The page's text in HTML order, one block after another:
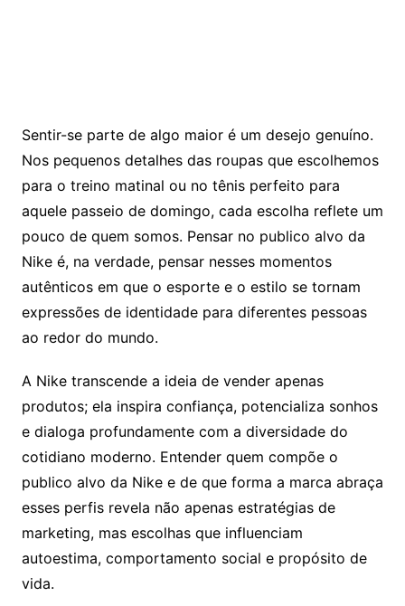
Sentir-se parte de algo maior é um desejo genuíno.
Nos pequenos detalhes das roupas que escolhemos
para o treino matinal ou no tênis perfeito para
aquele passeio de domingo, cada escolha reflete um
pouco de quem somos. Pensar no publico alvo da
Nike é, na verdade, pensar nesses momentos
autênticos em que o esporte e o estilo se tornam
expressões de identidade para diferentes pessoas
ao redor do mundo.
A Nike transcende a ideia de vender apenas
produtos; ela inspira confiança, potencializa sonhos
e dialoga profundamente com a diversidade do
cotidiano moderno. Entender quem compõe o
publico alvo da Nike e de que forma a marca abraça
esses perfis revela não apenas estratégias de
marketing, mas escolhas que influenciam
autoestima, comportamento social e propósito de
vida.